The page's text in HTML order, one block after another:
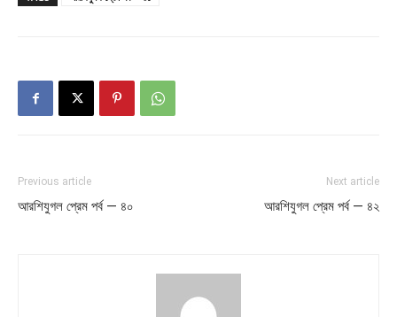
Previous article
আরশিযুগল প্রেম পর্ব — ৪০
Next article
আরশিযুগল প্রেম পর্ব — ৪২